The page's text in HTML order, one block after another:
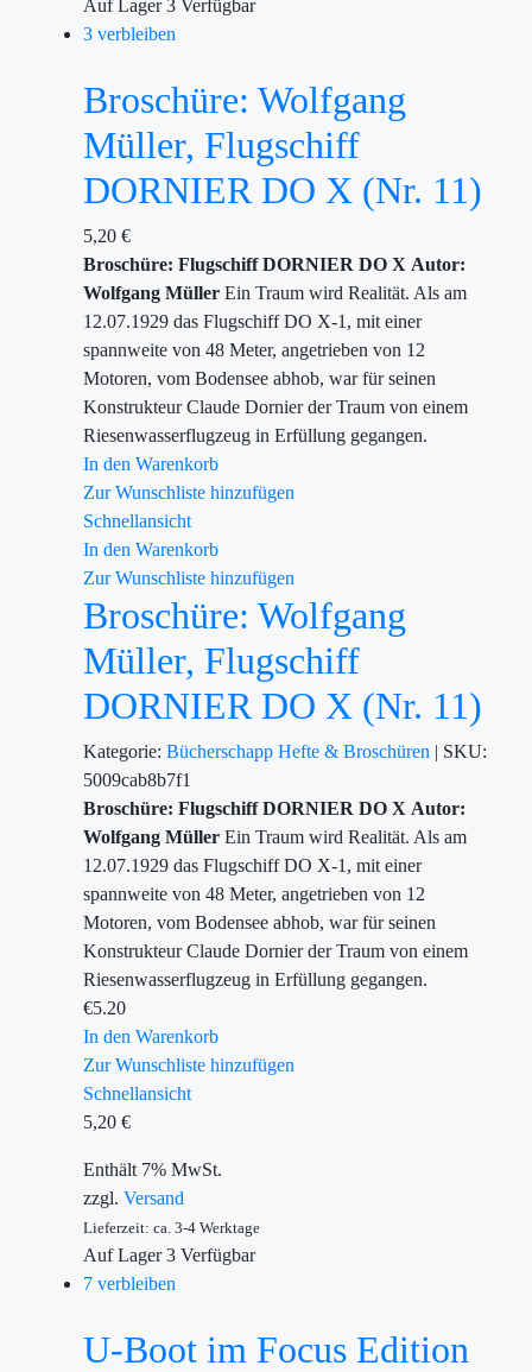
Auf Lager3 Verfügbar
3 verbleiben
Broschüre: Wolfgang
Müller, Flugschiff
DORNIER DO X (Nr. 11)
5,20 €
Broschüre: Flugschiff DORNIER DO X Autor:
Wolfgang Müller Ein Traum wird Realität. Als am
12.07.1929 das Flugschiff DO X-1, mit einer
spannweite von 48 Meter, angetrieben von 12
Motoren, vom Bodensee abhob, war für seinen
Konstrukteur Claude Dornier der Traum von einem
Riesenwasserflugzeug in Erfüllung gegangen.
In den Warenkorb
Zur Wunschliste hinzufügen
Schnellansicht
In den Warenkorb
Zur Wunschliste hinzufügen
Broschüre: Wolfgang
Müller, Flugschiff
DORNIER DO X (Nr. 11)
Kategorie: Bücherschapp Hefte & Broschüren | SKU:
5009cab8b7f1
Broschüre: Flugschiff DORNIER DO X Autor:
Wolfgang Müller Ein Traum wird Realität. Als am
12.07.1929 das Flugschiff DO X-1, mit einer
spannweite von 48 Meter, angetrieben von 12
Motoren, vom Bodensee abhob, war für seinen
Konstrukteur Claude Dornier der Traum von einem
Riesenwasserflugzeug in Erfüllung gegangen.
€5.20
In den Warenkorb
Zur Wunschliste hinzufügen
Schnellansicht
5,20 €
Enthält 7% MwSt.
zzgl. Versand
Lieferzeit: ca. 3-4 Werktage
Auf Lager3 Verfügbar
7 verbleiben
U-Boot im Focus Edition